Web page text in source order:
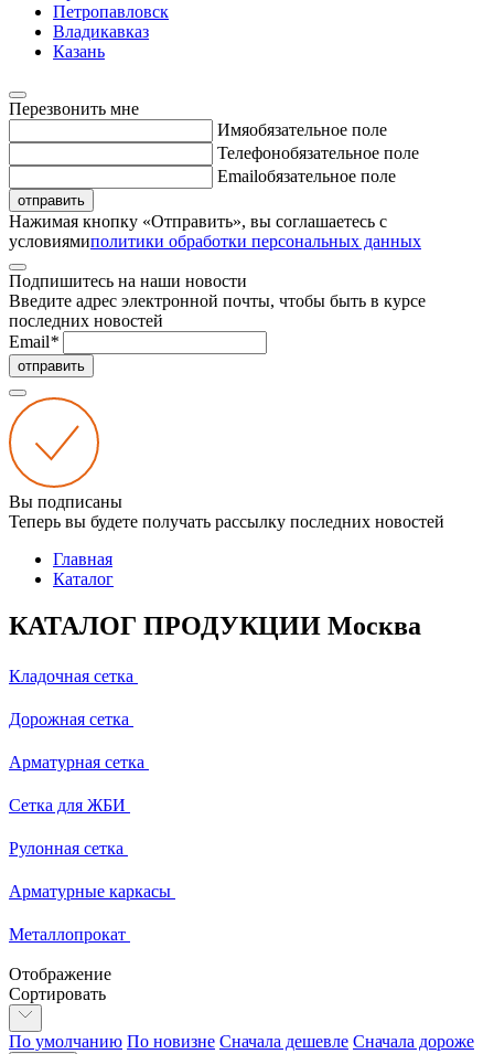
Петропавловск
Владикавказ
Казань
Перезвонить мне
Имяобязательное поле
Телефонобязательное поле
Emailобязательное поле
отправить
Нажимая кнопку «Отправить», вы соглашаетесь с
условиямиполитики обработки персональных данных
Подпишитесь на наши новости
Введите адрес электронной почты, чтобы быть в курсе
последних новостей
Email*
отправить
Вы подписаны
Теперь вы будете получать рассылку последних новостей
Главная
Каталог
КАТАЛОГ ПРОДУКЦИИ Москва
Кладочная сетка
Дорожная сетка
Арматурная сетка
Сетка для ЖБИ
Рулонная сетка
Арматурные каркасы
Металлопрокат
Отображение
Сортировать
По умолчанию По новизне Сначала дешевле Сначала дороже